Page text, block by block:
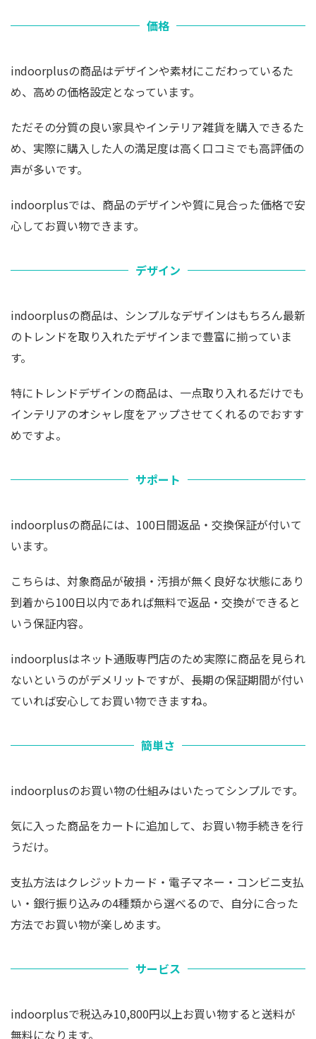
価格
indoorplusの商品はデザインや素材にこだわっているた
め、高めの価格設定となっています。
ただその分質の良い家具やインテリア雑貨を購入できるた
め、実際に購入した人の満足度は高く口コミでも高評価の
声が多いです。
indoorplusでは、商品のデザインや質に見合った価格で安
心してお買い物できます。
デザイン
indoorplusの商品は、シンプルなデザインはもちろん最新
のトレンドを取り入れたデザインまで豊富に揃っていま
す。
特にトレンドデザインの商品は、一点取り入れるだけでも
インテリアのオシャレ度をアップさせてくれるのでおすす
めですよ。
サポート
indoorplusの商品には、100日間返品・交換保証が付いて
います。
こちらは、対象商品が破損・汚損が無く良好な状態にあり
到着から100日以内であれば無料で返品・交換ができると
いう保証内容。
indoorplusはネット通販専門店のため実際に商品を見られ
ないというのがデメリットですが、長期の保証期間が付い
ていれば安心してお買い物できますね。
簡単さ
indoorplusのお買い物の仕組みはいたってシンプルです。
気に入った商品をカートに追加して、お買い物手続きを行
うだけ。
支払方法はクレジットカード・電子マネー・コンビニ支払
い・銀行振り込みの4種類から選べるので、自分に合った
方法でお買い物が楽しめます。
サービス
indoorplusで税込み10,800円以上お買い物すると送料が
無料になります。